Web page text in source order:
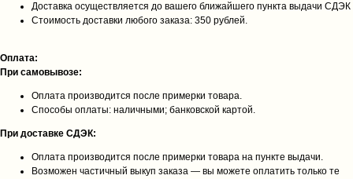
Доставка осуществляется до вашего ближайшего пункта выдачи СДЭК
Стоимость доставки любого заказа: 350 рублей.
Оплата:
При самовывозе:
Оплата производится после примерки товара.
Способы оплаты: наличными; банковской картой.
При доставке СДЭК:
Оплата производится после примерки товара на пункте выдачи.
Возможен частичный выкуп заказа — вы можете оплатить только те